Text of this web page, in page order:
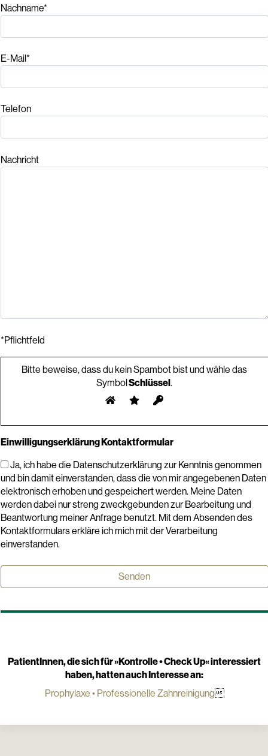
Nachname*
E-Mail*
Telefon
Nachricht
*Pflichtfeld
Bitte beweise, dass du kein Spambot bist und wähle das
SymbolSchlüssel.
Einwilligungserklärung Kontaktformular
Ja, ich habe die Datenschutzerklärung zur Kenntnis genommen
und bin damit einverstanden, dass die von mir angegebenen Daten
elektronisch erhoben und gespeichert werden. Meine Daten
werden dabei nur streng zweckgebunden zur Bearbeitung und
Beantwortung meiner Anfrage benutzt. Mit dem Absenden des
Kontaktformulars erkläre ich mich mit der Verarbeitung
einverstanden.
PatientInnen, die sich für »Kontrolle • Check Up« interessiert
haben, hatten auch Interesse an:
Prophylaxe • Professionelle Zahnreinigung